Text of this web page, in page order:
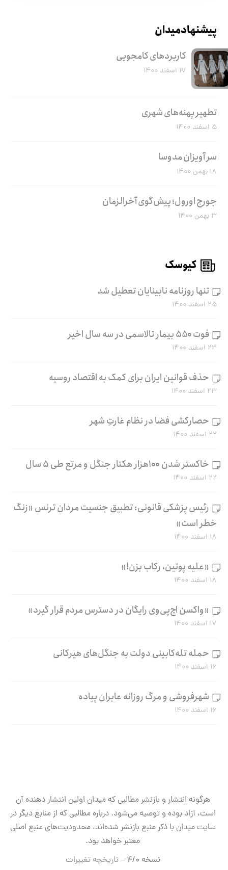
پیشنهاد میدان
کاربرد‌های کامجویی
۱۷ اسفند ۱۴۰۰
تطهیر پهنه‌های شهری
۵ اسفند ۱۴۰۰
سر آویزان مدوسا
۱۸ بهمن ۱۴۰۰
جورج اورول؛ پیش‌گوی آخرالزمان
۳ بهمن ۱۴۰۰
کیوسک
تنها روزنامه نابینایان تعطیل شد
۲۵ اسفند ۱۴۰۰
فوت ۵۵۰ بیمار تالاسمی در سه سال اخیر
۲۴ اسفند ۱۴۰۰
حذف قوانین ایران برای کمک به اقتصاد روسیه
۲۳ اسفند ۱۴۰۰
حصارکشی فضا در نظام غارتِ شهر
۲۲ اسفند ۱۴۰۰
خاکستر شدن ۱۰۰هزار هکتار جنگل و مرتع طی ۵ سال
۲۲ اسفند ۱۴۰۰
رئیس پزشکی قانونی: تطبیق جنسیت مردان ترنس «زنگ
خطر است»
۱۸ اسفند ۱۴۰۰
«علیه پوتین، رکاب بزن!»
۱۸ اسفند ۱۴۰۰
«واکسن اچ‌پی‌وی رایگان در دسترس مردم قرار گیرد»
۱۷ اسفند ۱۴۰۰
حمله تله‌کابینی دولت به جنگل‌های هیرکانی
۱۶ اسفند ۱۴۰۰
شهرفروشی و مرگ روزانه عابران پیاده
۱۶ اسفند ۱۴۰۰
هرگونه انتشار و بازنشر مطالبی که میدان اولین انتشار دهنده آن
است، آزاد بوده و توصیه می‌شود. درباره مطالبی که از منابع دیگر در
سایت میدان با ذکر منبع بازنشر شده‌اند، محدودیت‌های منبع اصلی
معتبر خواهد بود.
نسخه ۴/۰ –
تاریخچه تغییرات